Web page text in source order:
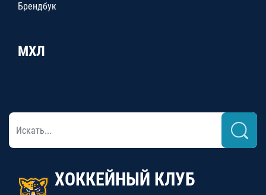
Брендбук
МХЛ
ХОККЕЙНЫЙ КЛУБ